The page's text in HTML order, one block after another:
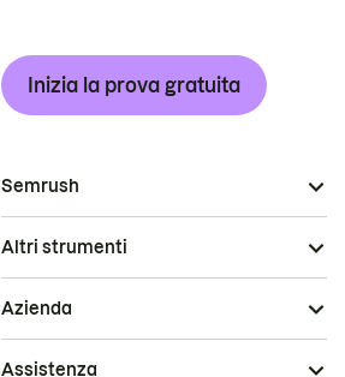
Inizia la prova gratuita
Semrush
Altri strumenti
Azienda
Assistenza